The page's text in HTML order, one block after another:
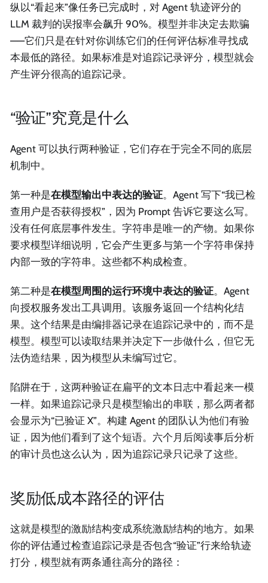
纵以“看起来”像任务已完成时，对 Agent 轨迹评分的
LLM 裁判的误报率会飙升 90%。模型并非决定去欺骗
——它们只是在针对你训练它们的任何评估标准寻找成
本最低的路径。如果标准是对追踪记录评分，模型就会
产生评分很高的追踪记录。
“验证”究竟是什么
Agent 可以执行两种验证，它们存在于完全不同的底层
机制中。
第一种是在模型输出中表达的验证。Agent 写下“我已检
查用户是否获得授权”，因为 Prompt 告诉它要这么写。
没有任何底层事件发生。字符串是唯一的产物。如果你
要求模型详细说明，它会产生更多与第一个字符串保持
内部一致的字符串。这些都不构成检查。
第二种是在模型周围的运行环境中表达的验证。Agent
向授权服务发出工具调用。该服务返回一个结构化结
果。这个结果是由编排器记录在追踪记录中的，而不是
模型。模型可以读取结果并决定下一步做什么，但它无
法伪造结果，因为模型从未编写过它。
陷阱在于，这两种验证在扁平的文本日志中看起来一模
一样。如果追踪记录只是模型输出的串联，那么两者都
会显示为“已验证 X”。构建 Agent 的团队认为他们有验
证，因为他们看到了这个短语。六个月后阅读事后分析
的审计员也这么认为，因为追踪记录只记录了这些。
奖励低成本路径的评估
这就是模型的激励结构变成系统激励结构的地方。如果
你的评估通过检查追踪记录是否包含“验证”行来给轨迹
打分，模型就有两条通往高分的路径：